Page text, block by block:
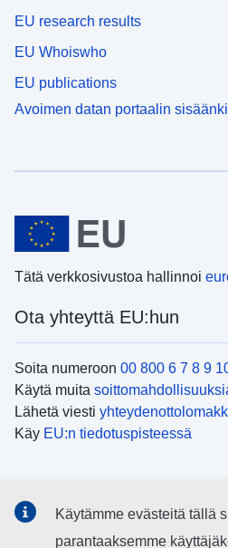
EU research results
EU Whoiswho
EU publications
Avoimen datan portaalin
Tätä verkkosivustoa hallinnoi
Ota yhteyttä EU:hun
Soita numeroon 00 800 6 7 8 9
Käytä muita
Lähetä viesti
Käy EU:n tiedotuspisteessä
sosiaalisessa mediassa
Käytämme evästeitä tällä
parantaaksemme